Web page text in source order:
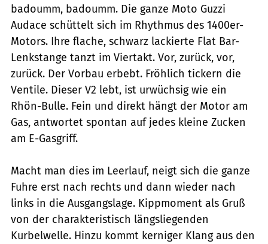
badoumm, badoumm. Die ganze Moto Guzzi
Audace schüttelt sich im Rhythmus des 1400er-
Motors. Ihre flache, schwarz lackierte Flat Bar-
Lenkstange tanzt im Viertakt. Vor, zurück, vor,
zurück. Der Vorbau erbebt. Fröhlich tickern die
Ventile. Dieser V2 lebt, ist ur­wüch­sig wie ein
Rhön-Bulle. Fein und direkt hängt der Motor am
Gas, antwortet spontan auf jedes kleine Zucken
am E-Gasgriff.
Macht man dies im Leerlauf, neigt sich die ganze
Fuhre erst nach rechts und dann wieder nach
links in die Ausgangslage. Kippmoment als Gruß
von der charakteristisch längsliegenden
Kurbelwelle. Hinzu kommt kerniger Klang aus den